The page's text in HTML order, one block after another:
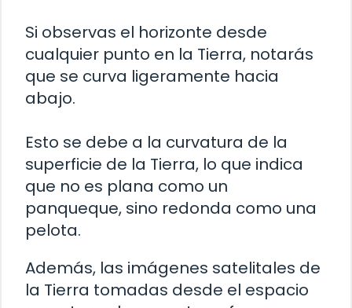
Si observas el horizonte desde
cualquier punto en la Tierra, notarás
que se curva ligeramente hacia
abajo.
Esto se debe a la curvatura de la
superficie de la Tierra, lo que indica
que no es plana como un
panqueque, sino redonda como una
pelota.
Además, las imágenes satelitales de
la Tierra tomadas desde el espacio